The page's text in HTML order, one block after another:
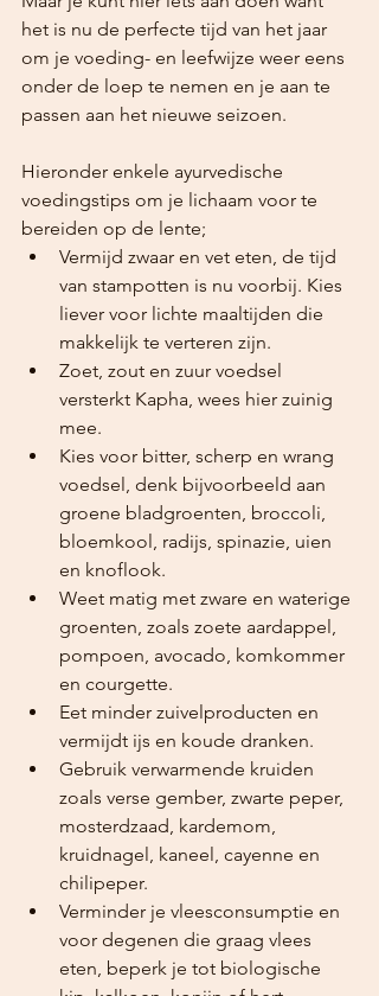
het is nu de perfecte tijd van het jaar
om je voeding- en leefwijze weer eens
onder de loep te nemen en je aan te
passen aan het nieuwe seizoen.
Hieronder enkele ayurvedische
voedingstips om je lichaam voor te
bereiden op de lente;
Vermijd zwaar en vet eten, de tijd
van stampotten is nu voorbij. Kies
liever voor lichte maaltijden die
makkelijk te verteren zijn.
Zoet, zout en zuur voedsel
versterkt Kapha, wees hier zuinig
mee.
Kies voor bitter, scherp en wrang
voedsel, denk bijvoorbeeld aan
groene bladgroenten, broccoli,
bloemkool, radijs, spinazie, uien
en knoflook.
Weet matig met zware en waterige
groenten, zoals zoete aardappel,
pompoen, avocado, komkommer
en courgette.
Eet minder zuivelproducten en
vermijdt ijs en koude dranken.
Gebruik verwarmende kruiden
zoals verse gember, zwarte peper,
mosterdzaad, kardemom,
kruidnagel, kaneel, cayenne en
chilipeper.
Verminder je vleesconsumptie en
voor degenen die graag vlees
eten, beperk je tot biologische